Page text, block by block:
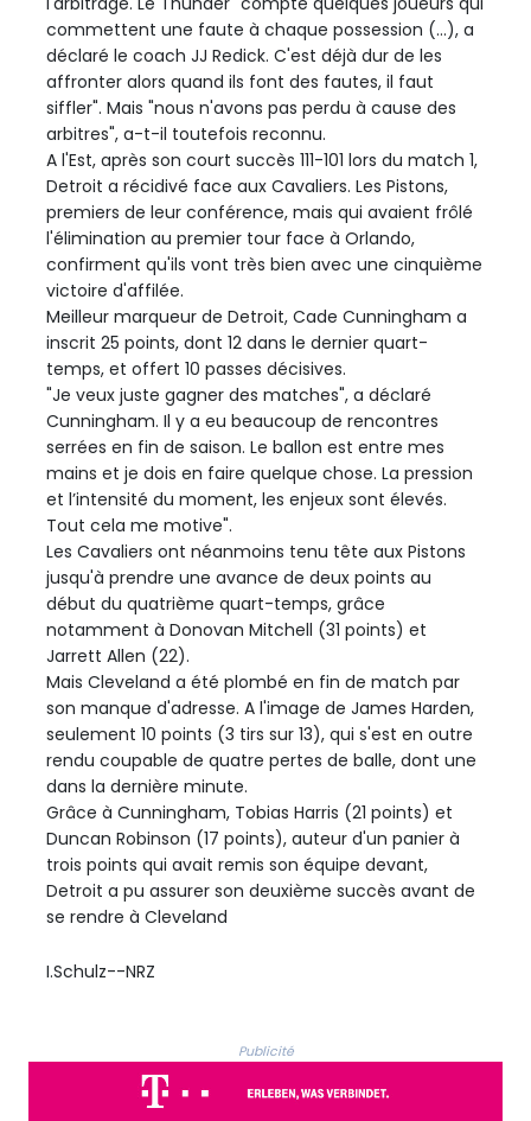
commettent une faute à chaque possession (...), a
déclaré le coach JJ Redick. C'est déjà dur de les
affronter alors quand ils font des fautes, il faut
siffler". Mais "nous n'avons pas perdu à cause des
arbitres", a-t-il toutefois reconnu.
A l'Est, après son court succès 111-101 lors du match 1,
Detroit a récidivé face aux Cavaliers. Les Pistons,
premiers de leur conférence, mais qui avaient frôlé
l'élimination au premier tour face à Orlando,
confirment qu'ils vont très bien avec une cinquième
victoire d'affilée.
Meilleur marqueur de Detroit, Cade Cunningham a
inscrit 25 points, dont 12 dans le dernier quart-
temps, et offert 10 passes décisives.
"Je veux juste gagner des matches", a déclaré
Cunningham. Il y a eu beaucoup de rencontres
serrées en fin de saison. Le ballon est entre mes
mains et je dois en faire quelque chose. La pression
et l’intensité du moment, les enjeux sont élevés.
Tout cela me motive".
Les Cavaliers ont néanmoins tenu tête aux Pistons
jusqu'à prendre une avance de deux points au
début du quatrième quart-temps, grâce
notamment à Donovan Mitchell (31 points) et
Jarrett Allen (22).
Mais Cleveland a été plombé en fin de match par
son manque d'adresse. A l'image de James Harden,
seulement 10 points (3 tirs sur 13), qui s'est en outre
rendu coupable de quatre pertes de balle, dont une
dans la dernière minute.
Grâce à Cunningham, Tobias Harris (21 points) et
Duncan Robinson (17 points), auteur d'un panier à
trois points qui avait remis son équipe devant,
Detroit a pu assurer son deuxième succès avant de
se rendre à Cleveland
I.Schulz--NRZ
Publicité